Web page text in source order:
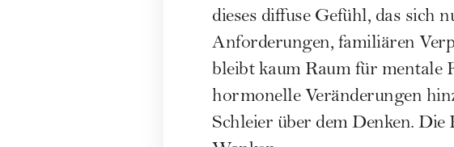
dieses diffuse Gefühl, das sich
Anforderungen, familiären
bleibt kaum Raum für mentale
hormonelle Veränderungen
Schleier über dem Denken.